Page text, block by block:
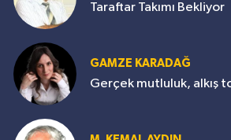
Taraftar Takımı Bekliyor
GAMZE KARADAĞ
Gerçek mutluluk, alkış